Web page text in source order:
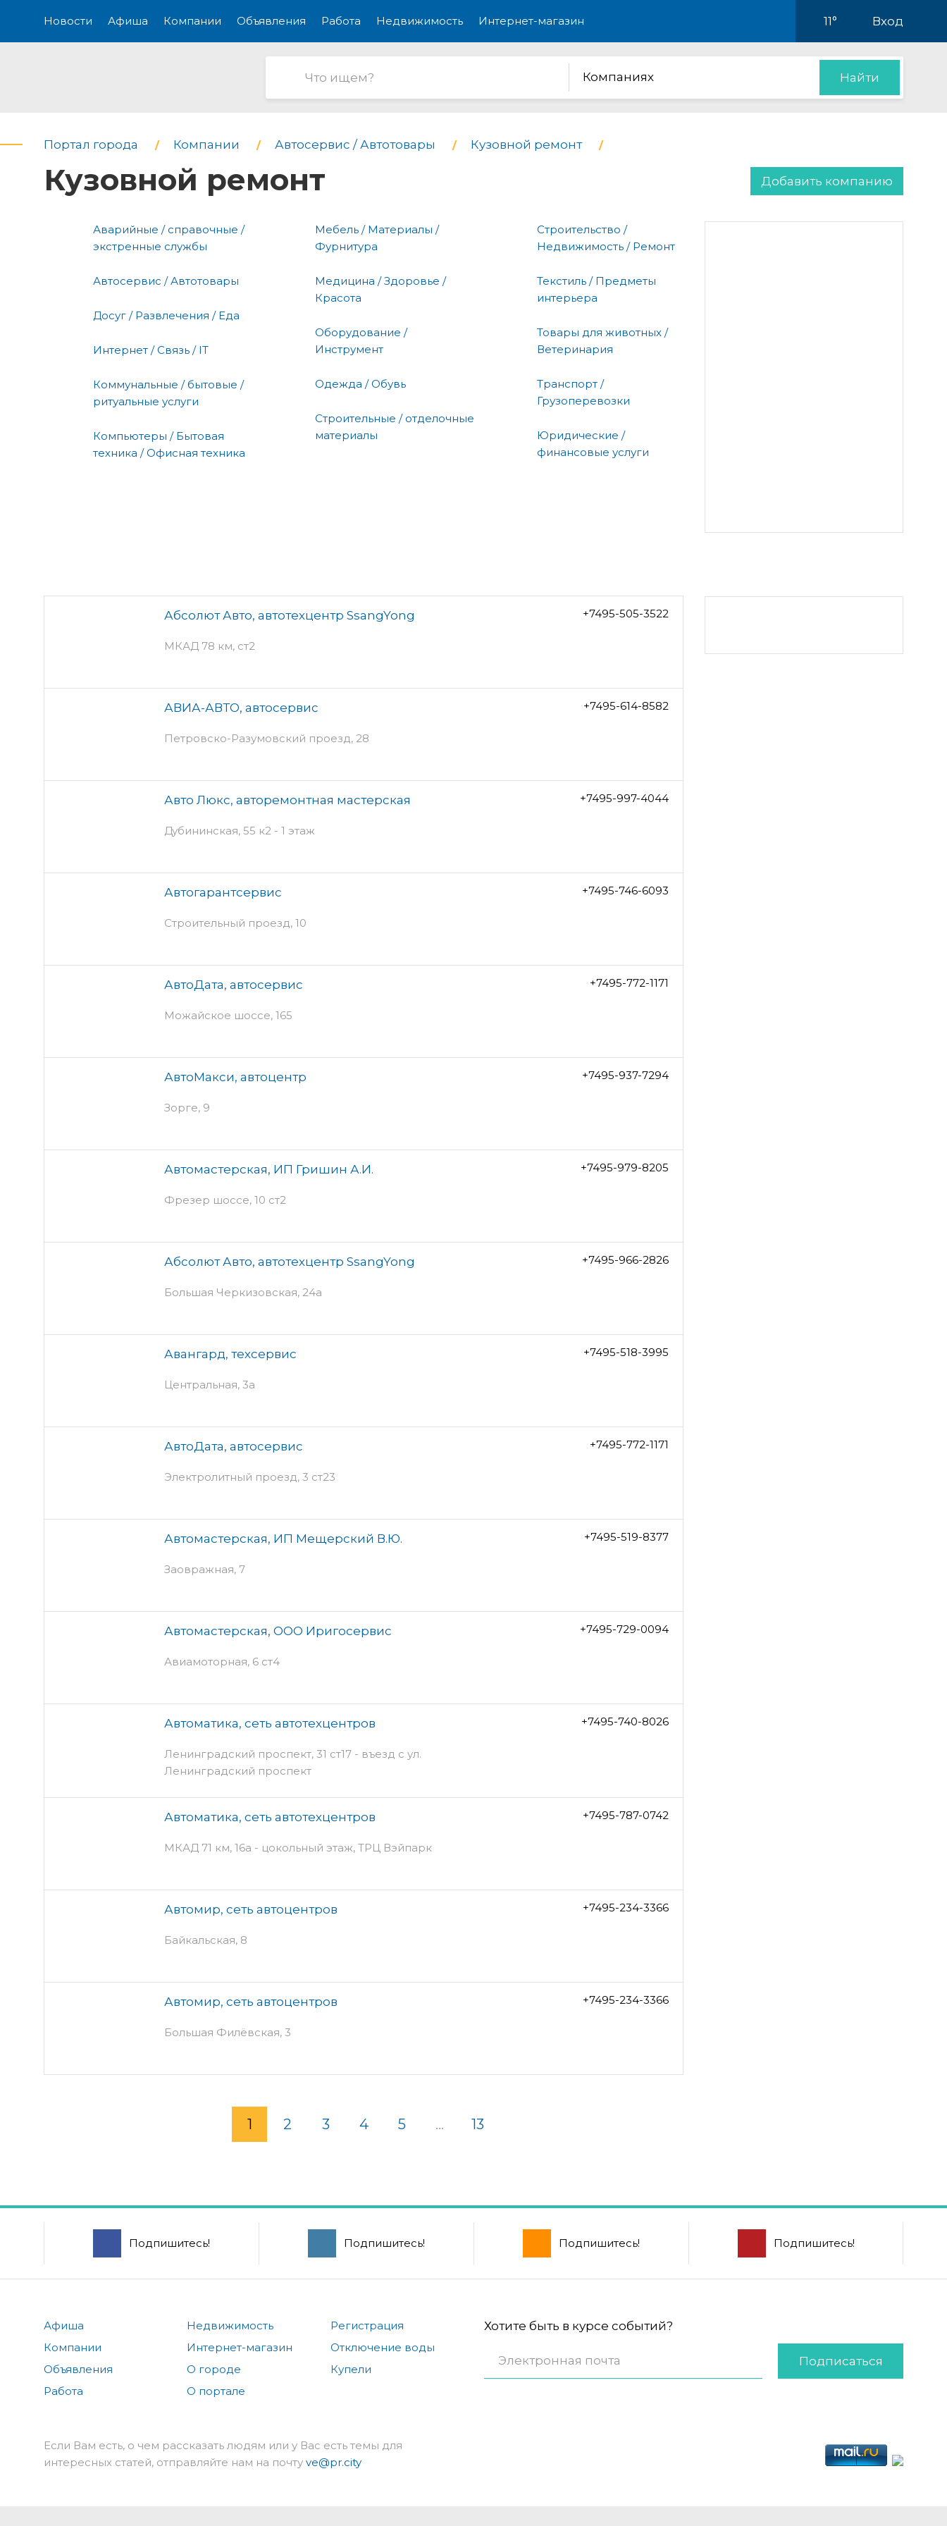
Новости Афиша Компании Объявления Работа Недвижимость Интернет-магазин 11° Вход
Компаниях Найти
Портал города Компании Автосервис / Автотовары Кузовной ремонт
Кузовной ремонт Добавить компанию
Аварийные / справочные /
экстренные службы
Автосервис / Автотовары
Досуг / Развлечения / Еда
Интернет / Связь / IT
Коммунальные / бытовые /
ритуальные услуги
Компьютеры / Бытовая
техника / Офисная техника
Мебель / Материалы /
Фурнитура
Медицина / Здоровье /
Красота
Оборудование /
Инструмент
Одежда / Обувь
Строительные / отделочные
материалы
Строительство /
Недвижимость / Ремонт
Текстиль / Предметы
интерьера
Товары для животных /
Ветеринария
Транспорт /
Грузоперевозки
Юридические /
финансовые услуги
Абсолют Авто, автотехцентр SsangYong
МКАД 78 км, ст2
+7495-505-3522
АВИА-АВТО, автосервис
Петровско-Разумовский проезд, 28
+7495-614-8582
Авто Люкс, авторемонтная мастерская
Дубининская, 55 к2 - 1 этаж
+7495-997-4044
Автогарантсервис
Строительный проезд, 10
+7495-746-6093
АвтоДата, автосервис
Можайское шоссе, 165
+7495-772-1171
АвтоМакси, автоцентр
Зорге, 9
+7495-937-7294
Автомастерская, ИП Гришин А.И.
Фрезер шоссе, 10 ст2
+7495-979-8205
Абсолют Авто, автотехцентр SsangYong
Большая Черкизовская, 24а
+7495-966-2826
Авангард, техсервис
Центральная, 3а
+7495-518-3995
АвтоДата, автосервис
Электролитный проезд, 3 ст23
+7495-772-1171
Автомастерская, ИП Мещерский В.Ю.
Заовражная, 7
+7495-519-8377
Автомастерская, ООО Иригосервис
Авиамоторная, 6 ст4
+7495-729-0094
Автоматика, сеть автотехцентров
Ленинградский проспект, 31 ст17 - въезд с ул.
Ленинградский проспект
+7495-740-8026
Автоматика, сеть автотехцентров
МКАД 71 км, 16а - цокольный этаж, ТРЦ Вэйпарк
+7495-787-0742
Автомир, сеть автоцентров
Байкальская, 8
+7495-234-3366
Автомир, сеть автоцентров
Большая Филёвская, 3
+7495-234-3366
1 2 3 4 5 ... 13
Подпишитесь! Подпишитесь! Подпишитесь! Подпишитесь!
Афиша
Компании
Объявления
Работа
Недвижимость
Интернет-магазин
О городе
О портале
Регистрация
Отключение воды
Купели
Хотите быть в курсе событий?
Подписаться
Если Вам есть, о чем рассказать людям или у Вас есть темы для
интересных статей, отправляйте нам на почту ve@pr.city